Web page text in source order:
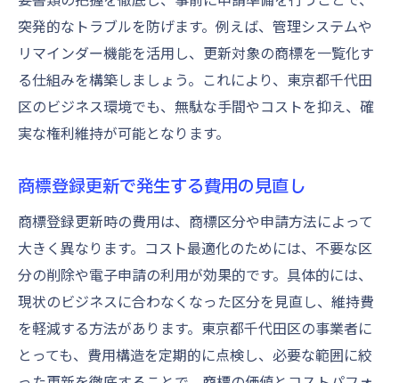
突発的なトラブルを防げます。例えば、管理システムや
リマインダー機能を活用し、更新対象の商標を一覧化す
る仕組みを構築しましょう。これにより、東京都千代田
区のビジネス環境でも、無駄な手間やコストを抑え、確
実な権利維持が可能となります。
商標登録更新で発生する費用の見直し
商標登録更新時の費用は、商標区分や申請方法によって
大きく異なります。コスト最適化のためには、不要な区
分の削除や電子申請の利用が効果的です。具体的には、
現状のビジネスに合わなくなった区分を見直し、維持費
を軽減する方法があります。東京都千代田区の事業者に
とっても、費用構造を定期的に点検し、必要な範囲に絞